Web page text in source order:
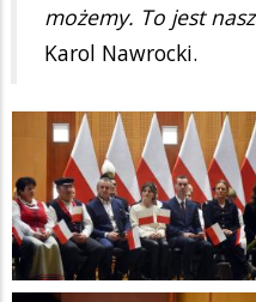
możemy. To jest
Karol Nawrocki.